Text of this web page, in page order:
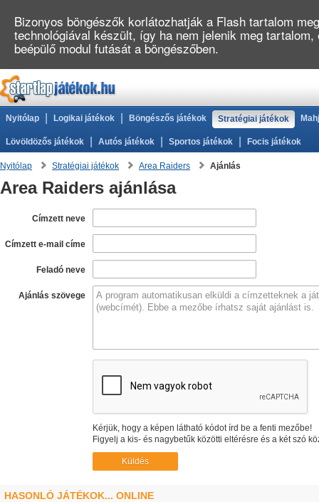
Nyitólap Logikai játékok Böngészős játékok Stratégiai játékok
Lövöldözős játékok Autós játékok Sportos játékok Focis játékok
Nyitólap Stratégiai játékok Area Raiders Ajánlás
Area Raiders ajánlása
Címzett neve
Címzett e-mail címe
Feladó neve
Ajánlás szövege
Kérjük, hogy a képen látható kódot írd be a fenti mezőbe!
Figyelj a kis- és nagybetűk közötti eltérésre és a két szó
HASONLÓ JÁTÉKOK... ONLINE
Bizonyos böngészők korlátozhatják a Flash tartalom
technológiával készült, így ha nem jelenik meg
beépülő modul futását a böngészőben.